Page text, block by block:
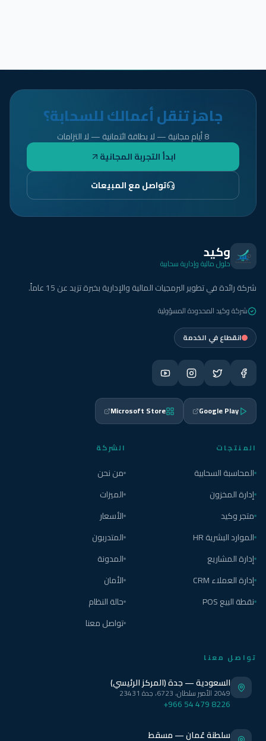
جاهز تنقل أعمالك للسحابة؟
8 أيام مجانية — لا بطاقة ائتمانية — لا التزامات
ابدأ التجربة المجانية
تواصل مع المبيعات
وكيد
حلول مالية وإدارية سحابية
شركة رائدة في تطوير البرمجيات المالية والإدارية بخبرة تزيد عن 15 عاماً.
شركة وكيد المحدودة المسؤولية
انقطاع في الخدمة
Google Play
Microsoft Store
المنتجات
المحاسبة السحابية
إدارة المخزون
متجر وكيد
الموارد البشرية HR
إدارة المشاريع
إدارة العملاء CRM
نقطة البيع POS
الشركة
من نحن
الميزات
الأسعار
المتدربون
المدونة
الأمان
حالة النظام
تواصل معنا
تواصل معنا
السعودية — جدة (المركز الرئيسي)
2049 الأمير سلطان، 6723، جدة 23431
+966 54 479 8226
سلطنة عُمان — مسقط